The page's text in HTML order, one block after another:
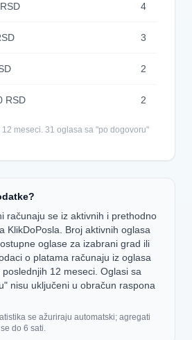
4
3
2
RSD 2
meseci. 31 oglasa sa "po dogovoru"
računaju se iz aktivnih i prethodno
KlikDoPosla. Broj aktivnih oglasa
oglase za izabrani grad ili
o platama računaju iz oglasa
12 meseci. Oglasi sa
nisu uključeni u obračun raspona
se ažuriraju automatski; agregati
do 6 sati.